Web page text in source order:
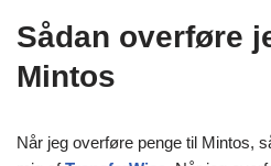
Sådan overføre
Mintos
Når jeg overføre penge til Mintos,